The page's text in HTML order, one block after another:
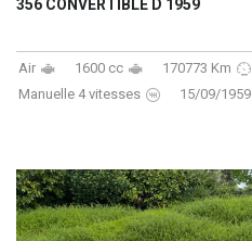
356 CONVERTIBLE D 1959
Air 1600 cc 170773 Km
Manuelle 4 vitesses
15/09/1959